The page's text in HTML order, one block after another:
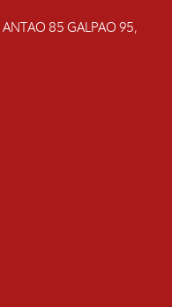
ANTAO 85 GALPAO 95,